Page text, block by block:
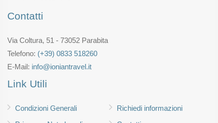
Contatti
Via Coltura, 51 - 73052 Parabita
Telefono: (+39) 0833 518260
E-Mail: info@ioniantravel.it
Link Utili
Condizioni Generali
Richiedi informazioni